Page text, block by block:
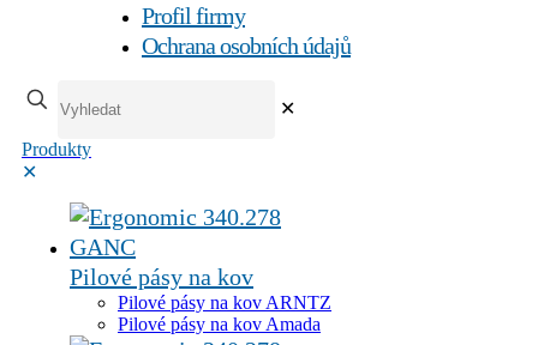
Profil firmy
Ochrana osobních údajů
✕
Produkty
✕
Pilové pásy na kov
Pilové pásy na kov ARNTZ
Pilové pásy na kov Amada